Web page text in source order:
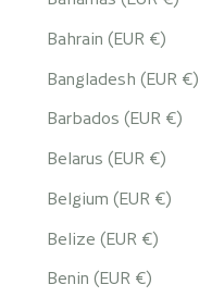
Bahrain (EUR €)
Bangladesh (EUR €)
Barbados (EUR €)
Belarus (EUR €)
Belgium (EUR €)
Belize (EUR €)
Benin (EUR €)